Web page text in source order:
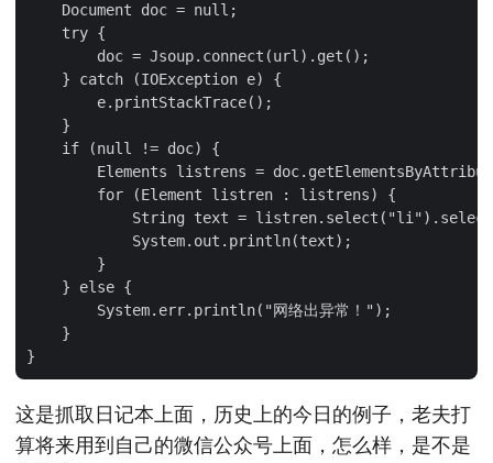
    Document doc = null;
    try {
        doc = Jsoup.connect(url).get();
    } catch (IOException e) {
        e.printStackTrace();
    }
    if (null != doc) {
Elements listrens =
        for (Element listren : listrens) {
String text =
            System.out.println(text);
        }
    } else {
        System.err.println("网络出异常！");
    }
这是抓取日记本上面，历史上的今日的例子，老夫打
算将来用到自己的微信公众号上面，怎么样，是不是